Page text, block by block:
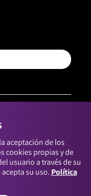
DERECHOS
aceptación de los
cookies propias y de
usuario a través de su
su uso. Política